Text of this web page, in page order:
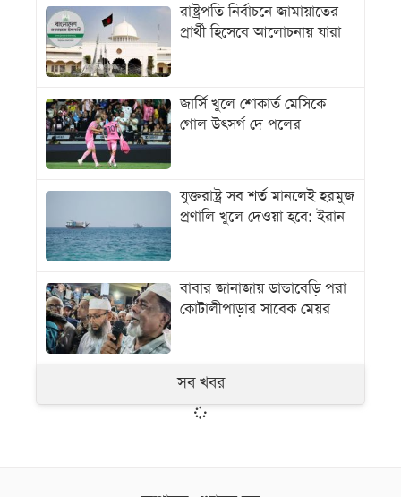
রাষ্ট্রপতি নির্বাচনে জামায়াতের
প্রার্থী হিসেবে আলোচনায় যারা
জার্সি খুলে শোকার্ত মেসিকে
গোল উৎসর্গ দে পলের
যুক্তরাষ্ট্র সব শর্ত মানলেই হরমুজ
প্রণালি খুলে দেওয়া হবে: ইরান
বাবার জানাজায় ডান্ডাবেড়ি পরা
কোটালীপাড়ার সাবেক মেয়র
সব খবর